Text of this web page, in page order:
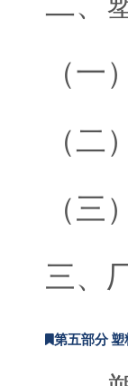
（一
（二
（
三、
第五部分